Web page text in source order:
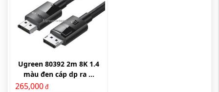
Ugreen 80392 2m 8K 1.4
màu đen cáp dp ra ...
265,000đ